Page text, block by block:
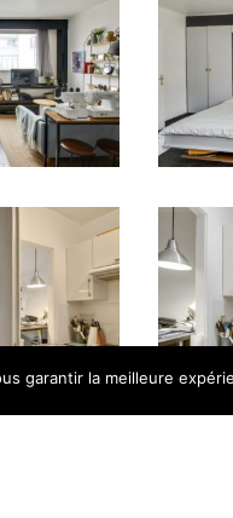
garantir la meilleure